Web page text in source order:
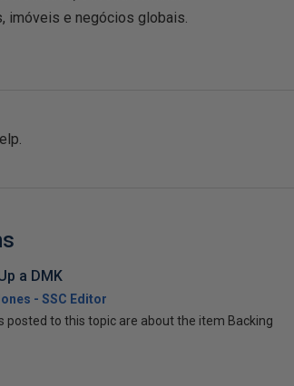
imóveis e negócios globais.
a DMK
- SSC Editor
posted to this topic are about the item Backing